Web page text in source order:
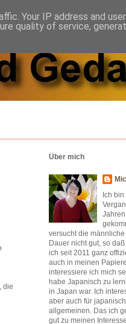
die
Über mich
Ich
versucht die
Dauer nicht gut, so
ich seit 2011 ganz
auch in meinen
interessiere ich mich
habe Japanisch zu
in Japan war. Ich
aber auch für
allgemeinen. Das ich
gut zu meinen
Your IP address and
quality of service,